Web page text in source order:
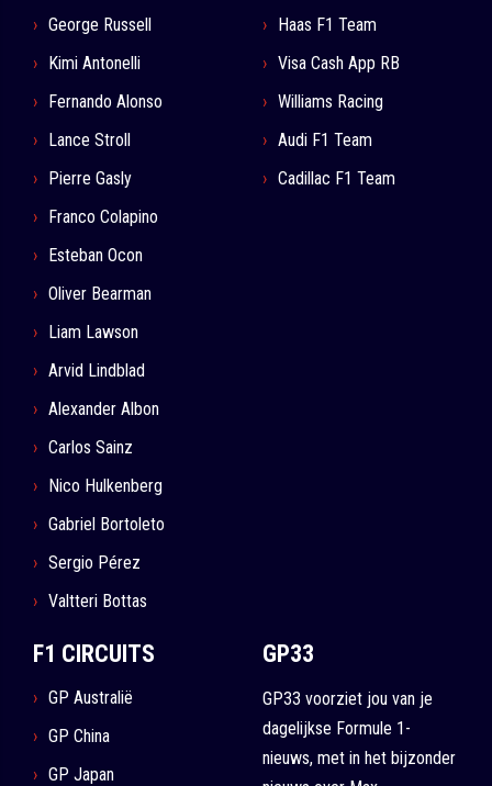
George Russell
Kimi Antonelli
Fernando Alonso
Lance Stroll
Pierre Gasly
Franco Colapino
Esteban Ocon
Oliver Bearman
Liam Lawson
Arvid Lindblad
Alexander Albon
Carlos Sainz
Nico Hulkenberg
Gabriel Bortoleto
Sergio Pérez
Valtteri Bottas
Haas F1 Team
Visa Cash App RB
Williams Racing
Audi F1 Team
Cadillac F1 Team
F1 CIRCUITS
GP Australië
GP China
GP Japan
GP33
GP33 voorziet jou van je
dagelijkse Formule 1-
nieuws, met in het bijzonder